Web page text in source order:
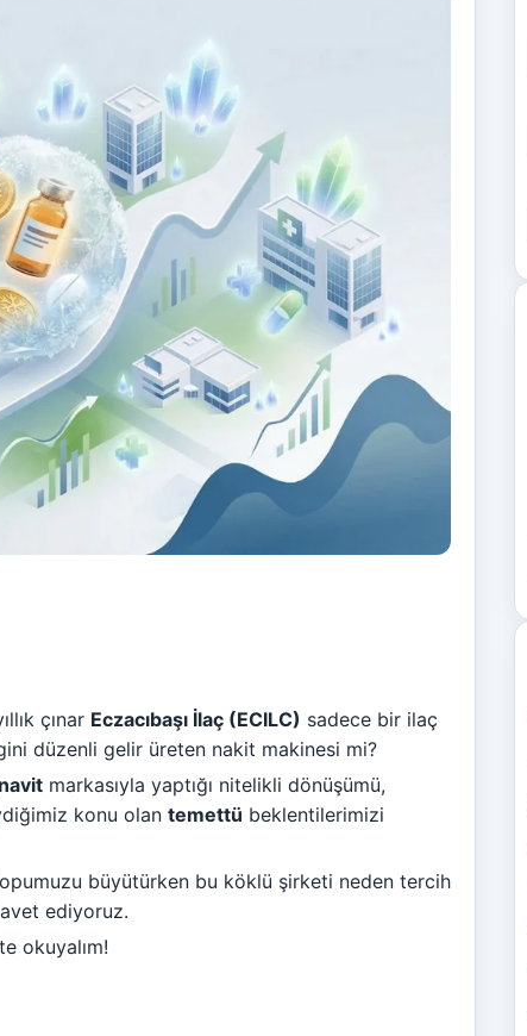
çınar Eczacıbaşı İlaç (ECILC) sadece bir ilaç
düzenli gelir üreten nakit makinesi mi?
markasıyla yaptığı nitelikli dönüşümü,
konu olan temettü beklentilerimizi
büyütürken bu köklü şirketi neden tercih
ediyoruz.
okuyalım!